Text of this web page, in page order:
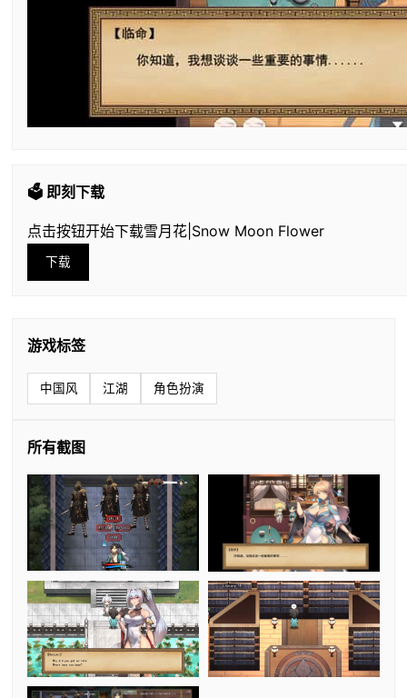
🗳️ 即刻下载
点击按钮开始下载雪月花|Snow Moon Flower
下载
游戏标签
中国风 江湖 角色扮演
所有截图